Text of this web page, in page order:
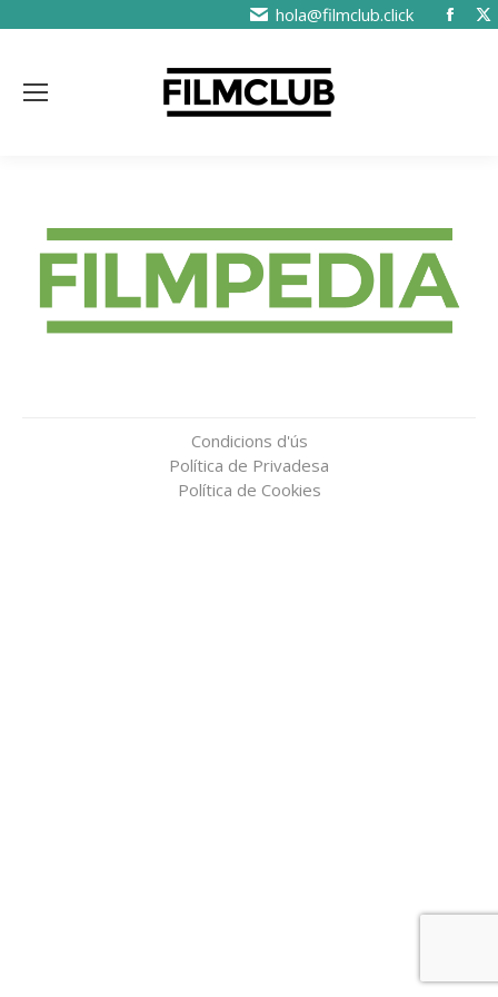
hola@filmclub.click
Condicions d'ús
Política de Privadesa
Política de Cookies